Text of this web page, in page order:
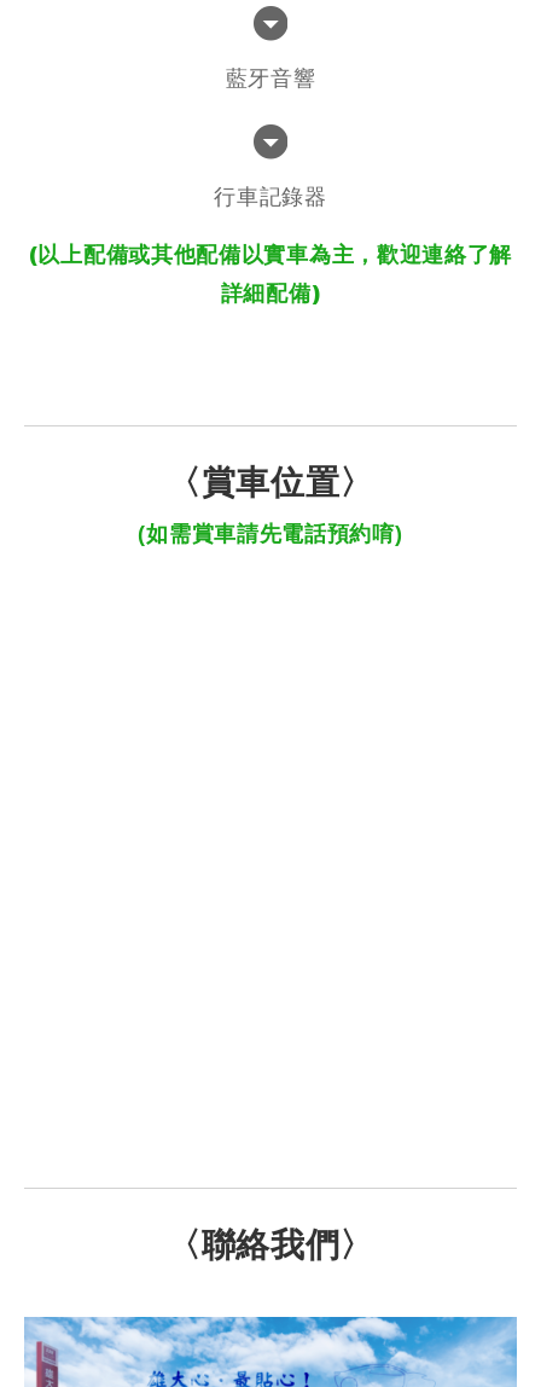
藍牙音響
行車記錄器
(以上配備或其他配備以實車為主，歡迎連絡了解
詳細配備)
〈賞車位置〉
(如需賞車請先電話預約唷)
〈聯絡我們〉